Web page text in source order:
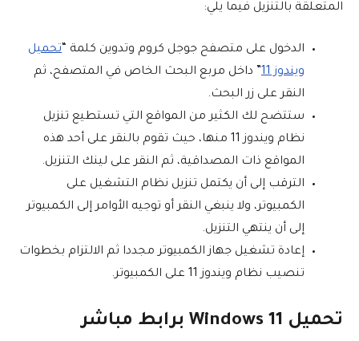
المتعلقة بالتنزيل فيما يلي:
الدخول على متصفح جوجل كروم وتدوين كلمة “ تحميل
ويندوز 11
” داخل مربع البحث الخاص في المتصفح، ثم
النقر على زر البحث.
ستتضح لك الكثير من المواقع التي تستطيع تنزيل
نظام ويندوز 11 منها، حيث تقوم بالنقر على أحد هذه
المواقع ذات المصداقية، ثم النقر على لينك التنزيل.
الترقب إلى أن يكتمل تنزيل نظام التشغيل على
الكمبيوتر، ولا ينبغي النقر أو توجيه الأوامر إلى الكمبيوتر
إلى أن ينتهي التنزيل.
إعادة تشغيل جهاز الكمبيوتر مجددا ثم الالتزام بخطوات
تنصيب نظام ويندوز 11 على الكمبيوتر.
تحميل 11 Windows برابط مباشر